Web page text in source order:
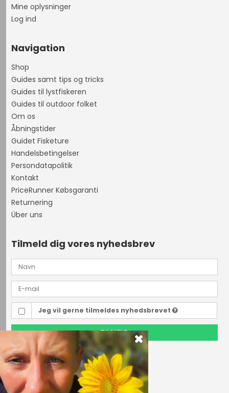
Mine oplysninger
Log ind
Navigation
Shop
Guides samt tips og tricks
Guides til lystfiskeren
Guides til outdoor folket
Om os
Åbningstider
Guidet Fisketure
Handelsbetingelser
Persondatapolitik
Kontakt
PriceRunner Købsgaranti
Returnering
Über uns
Tilmeld dig vores nyhedsbrev
Jeg vil gerne tilmeldes nyhedsbrevet
TILMELD
Outdoor i Centrum
Perlegade 44